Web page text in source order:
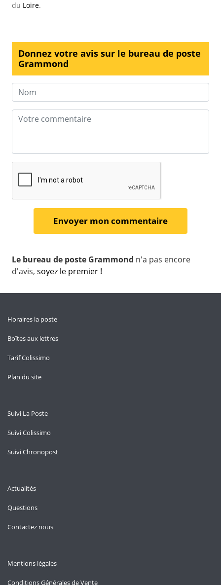
du Loire.
Donnez votre avis sur le bureau de poste
Grammond
Le bureau de poste Grammond n'a pas encore
d'avis, soyez le premier !
Horaires la poste
Boîtes aux lettres
Tarif Colissimo
Plan du site
Suivi La Poste
Suivi Colissimo
Suivi Chronopost
Actualités
Questions
Contactez nous
Mentions légales
Conditions Générales de Vente